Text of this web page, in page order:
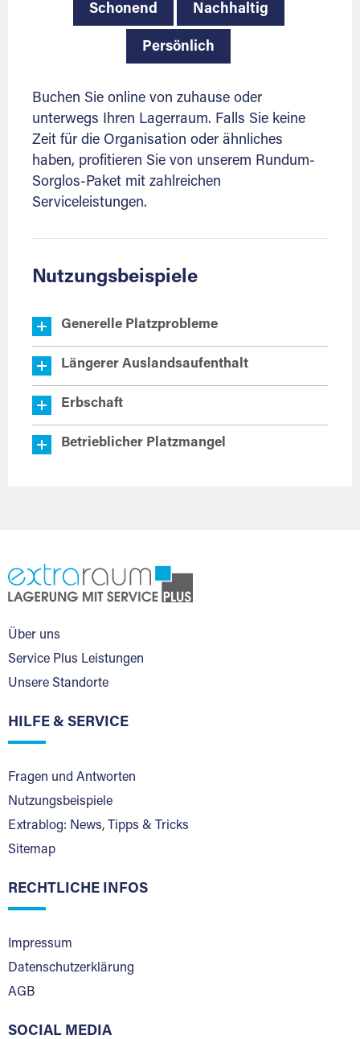
Schonend Nachhaltig
Persönlich
Buchen Sie online von zuhause oder
unterwegs Ihren Lagerraum. Falls Sie keine
Zeit für die Organisation oder ähnliches
haben, profitieren Sie von unserem Rundum-
Sorglos-Paket mit zahlreichen
Serviceleistungen.
Nutzungsbeispiele
Generelle Platzprobleme
Längerer Auslandsaufenthalt
Erbschaft
Betrieblicher Platzmangel
Über uns
Service Plus Leistungen
Unsere Standorte
HILFE & SERVICE
Fragen und Antworten
Nutzungsbeispiele
Extrablog: News, Tipps & Tricks
Sitemap
RECHTLICHE INFOS
Impressum
Datenschutzerklärung
AGB
SOCIAL MEDIA